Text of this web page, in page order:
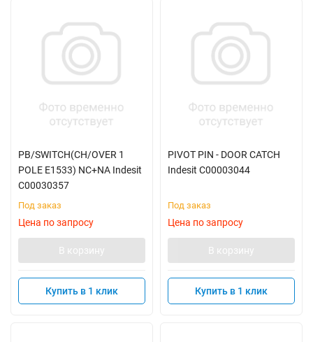
PB/SWITCH(CH/OVER 1
POLE E1533) NC+NA Indesit
C00030357
Под заказ
Цена по запросу
В корзину
Купить в 1 клик
PIVOT PIN - DOOR CATCH
Indesit C00003044
Под заказ
Цена по запросу
В корзину
Купить в 1 клик